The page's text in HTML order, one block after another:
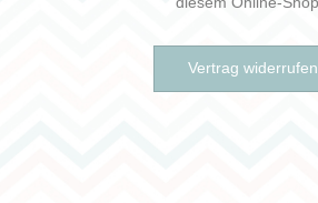
Vertrag widerrufen